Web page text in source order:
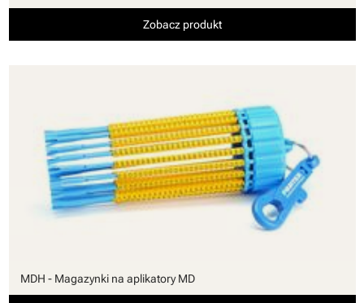
Zobacz produkt
MDH - Magazynki na aplikatory MD